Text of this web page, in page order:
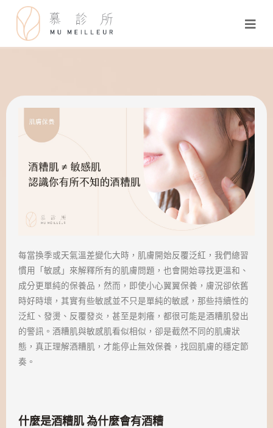
每當換季或天氣溫差變化大時，肌膚開始反覆泛紅，我們總習
慣用「敏感」來解釋所有的肌膚問題，也會開始尋找更溫和、
成分更單純的保養品，然而，即使小心翼翼保養，膚況卻依舊
時好時壞，其實有些敏感並不只是單純的敏感，那些持續性的
泛紅、發燙、反覆發炎，甚至是刺癢，都很可能是酒糟肌發出
的警訊。酒糟肌與敏感肌看似相似，卻是截然不同的肌膚狀
態，真正理解酒糟肌，才能停止無效保養，找回肌膚的穩定節
奏。
什麼是酒糟肌 為什麼會有酒糟